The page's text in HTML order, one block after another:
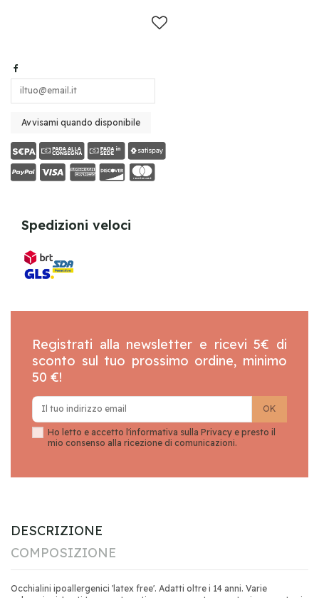
Spedizioni veloci
Registrati alla newsletter e ricevi 5€ di
sconto sul tuo prossimo ordine, minimo
50 €!
Ho letto e accetto l'informativa sulla Privacy e presto il
mio consenso alla ricezione di comunicazioni.
DESCRIZIONE
COMPOSIZIONE
Occhialini ipoallergenici 'latex free'. Adatti oltre i 14 anni. Varie